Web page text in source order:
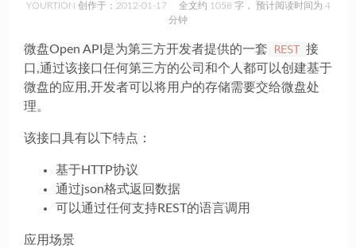
YOURTION 创作于：2012-01-17 全文约 1058 字， 预计阅读时间为 4
分钟
微盘Open API是为第三方开发者提供的一套 REST 接
口,通过该接口任何第三方的公司和个人都可以创建基于
微盘的应用,开发者可以将用户的存储需要交给微盘处
理。
该接口具有以下特点：
基于HTTP协议
通过json格式返回数据
可以通过任何支持REST的语言调用
应用场景